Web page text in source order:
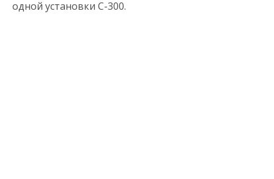
одной установки С-300.